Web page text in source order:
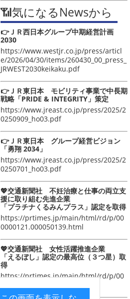
📶気になるNewsから
👉ＪＲ西日本グループ中期経営計画
2030
https://www.westjr.co.jp/press/articl
e/2026/04/30/items/260430_00_press_
JRWEST2030keikaku.pdf
👉ＪＲ東日本 モビリティ事業で中長期
戦略「PRIDE & INTEGRITY」策定
https://www.jreast.co.jp/press/2025/2
0250909_ho03.pdf
👉ＪＲ東日本 グループ経営ビジョン
「勇翔 2034」
https://www.jreast.co.jp/press/2025/2
0250701_ho03.pdf
💖交通新聞社 不妊治療と仕事の両立支
援に取り組む先進企業
「プラチナくるみんプラス」認定を取得
https://prtimes.jp/main/html/rd/p/00
0000121.000050139.html
💖交通新聞社 女性活躍推進企業
「えるぼし」認定の最高位（３つ星）取
得
https://prtimes.jp/main/html/rd/p/00